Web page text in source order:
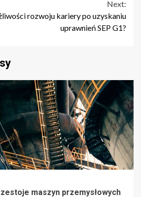
Next:
rozwoju kariery po uzyskaniu
uprawnień SEP G1?
maszyn przemysłowych